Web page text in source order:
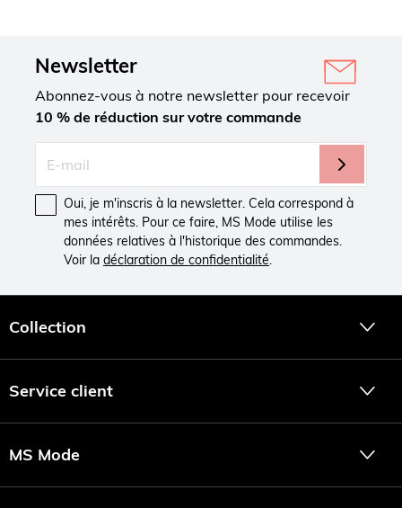
Newsletter
Abonnez-vous à notre newsletter pour recevoir
10 % de réduction sur votre commande
Oui, je m'inscris à la newsletter. Cela correspond à
mes intérêts. Pour ce faire, MS Mode utilise les
données relatives à l'historique des commandes.
Voir la déclaration de confidentialité.
Collection
Service client
MS Mode